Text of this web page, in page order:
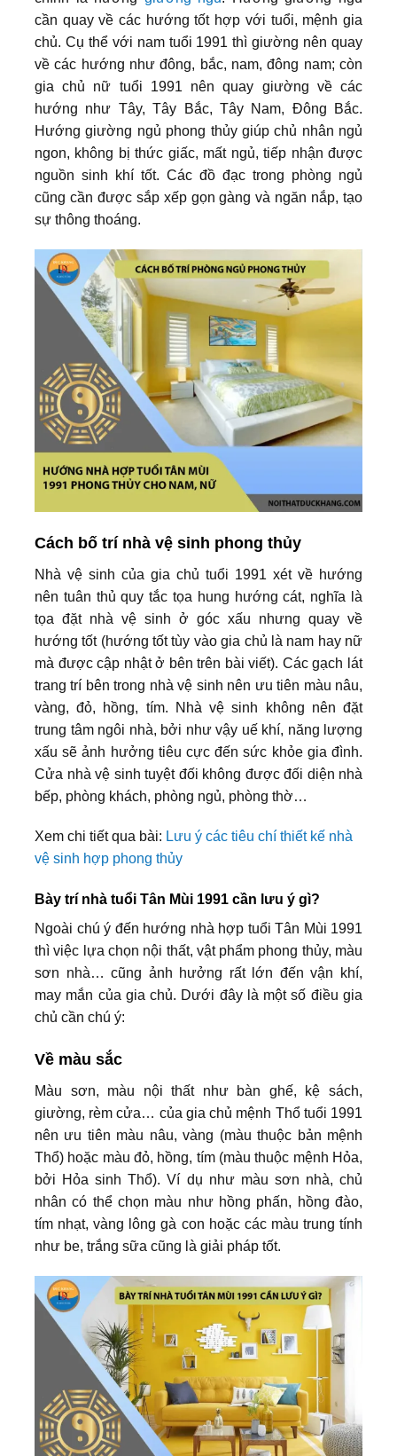
cần quay về các hướng tốt hợp với tuổi, mệnh gia
chủ. Cụ thể với nam tuổi 1991 thì giường nên quay
về các hướng như đông, bắc, nam, đông nam; còn
gia chủ nữ tuổi 1991 nên quay giường về các
hướng như Tây, Tây Bắc, Tây Nam, Đông Bắc.
Hướng giường ngủ phong thủy giúp chủ nhân ngủ
ngon, không bị thức giấc, mất ngủ, tiếp nhận được
nguồn sinh khí tốt. Các đồ đạc trong phòng ngủ
cũng cần được sắp xếp gọn gàng và ngăn nắp, tạo
sự thông thoáng.
Cách bố trí nhà vệ sinh phong thủy
Nhà vệ sinh của gia chủ tuổi 1991 xét về hướng
nên tuân thủ quy tắc tọa hung hướng cát, nghĩa là
tọa đặt nhà vệ sinh ở góc xấu nhưng quay về
hướng tốt (hướng tốt tùy vào gia chủ là nam hay nữ
mà được cập nhật ở bên trên bài viết). Các gạch lát
trang trí bên trong nhà vệ sinh nên ưu tiên màu nâu,
vàng, đỏ, hồng, tím. Nhà vệ sinh không nên đặt
trung tâm ngôi nhà, bởi như vậy uế khí, năng lượng
xấu sẽ ảnh hưởng tiêu cực đến sức khỏe gia đình.
Cửa nhà vệ sinh tuyệt đối không được đối diện nhà
bếp, phòng khách, phòng ngủ, phòng thờ…
Xem chi tiết qua bài: Lưu ý các tiêu chí thiết kế nhà
vệ sinh hợp phong thủy
Bày trí nhà tuổi Tân Mùi 1991 cần lưu ý gì?
Ngoài chú ý đến hướng nhà hợp tuổi Tân Mùi 1991
thì việc lựa chọn nội thất, vật phẩm phong thủy, màu
sơn nhà… cũng ảnh hưởng rất lớn đến vận khí,
may mắn của gia chủ. Dưới đây là một số điều gia
chủ cần chú ý:
Về màu sắc
Màu sơn, màu nội thất như bàn ghế, kệ sách,
giường, rèm cửa… của gia chủ mệnh Thổ tuổi 1991
nên ưu tiên màu nâu, vàng (màu thuộc bản mệnh
Thổ) hoặc màu đỏ, hồng, tím (màu thuộc mệnh Hỏa,
bởi Hỏa sinh Thổ). Ví dụ như màu sơn nhà, chủ
nhân có thể chọn màu như hồng phấn, hồng đào,
tím nhạt, vàng lông gà con hoặc các màu trung tính
như be, trắng sữa cũng là giải pháp tốt.